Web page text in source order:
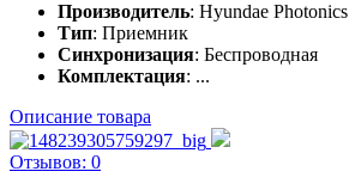
Производитель: Hyundae Photonics
Тип: Приемник
Синхронизация: Беспроводная
Комплектация: ...
Описание товара
Отзывов: 0